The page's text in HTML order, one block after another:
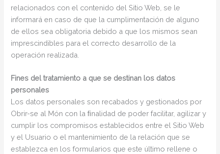
relacionados con el contenido del Sitio Web, se le
informará en caso de que la cumplimentación de alguno
de ellos sea obligatoria debido a que los mismos sean
imprescindibles para el correcto desarrollo de la
operación realizada.
Fines del tratamiento a que se destinan los datos
personales
Los datos personales son recabados y gestionados por
Obrir-se al Món con la ﬁnalidad de poder facilitar, agilizar y
cumplir los compromisos establecidos entre el Sitio Web
y el Usuario o el mantenimiento de la relación que se
establezca en los formularios que este último rellene o